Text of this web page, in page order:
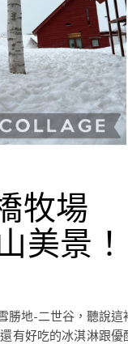
牧場
美景！
勝地-二世谷，聽說這
有好吃的冰淇淋跟優